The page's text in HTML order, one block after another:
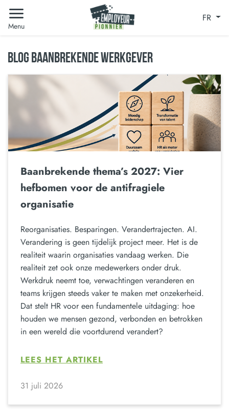
Menu
FR
BLOG BAANBREKENDE WERKGEVER
Baanbrekende thema’s 2027: Vier
hefbomen voor de antifragiele
organisatie
Reorganisaties. Besparingen. Verandertrajecten. AI.
Verandering is geen tijdelijk project meer. Het is de
realiteit waarin organisaties vandaag werken. Die
realiteit zet ook onze medewerkers onder druk.
Werkdruk neemt toe, verwachtingen veranderen en
teams krijgen steeds vaker te maken met onzekerheid.
Dat stelt HR voor een fundamentele uitdaging: hoe
houden we mensen gezond, verbonden en betrokken
in een wereld die voortdurend verandert?
LEES HET ARTIKEL
31 juli 2026